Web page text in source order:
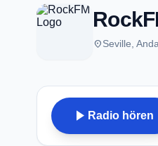
placeSeville,
play_arrow Radio hören